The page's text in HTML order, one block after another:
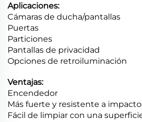
Aplicaciones:
Cámaras de ducha/pantallas
Puertas
Particiones
Pantallas de privacidad
Opciones de retroiluminación
Ventajas:
Encendedor
Más fuerte y resistente a
Fácil de limpiar con una